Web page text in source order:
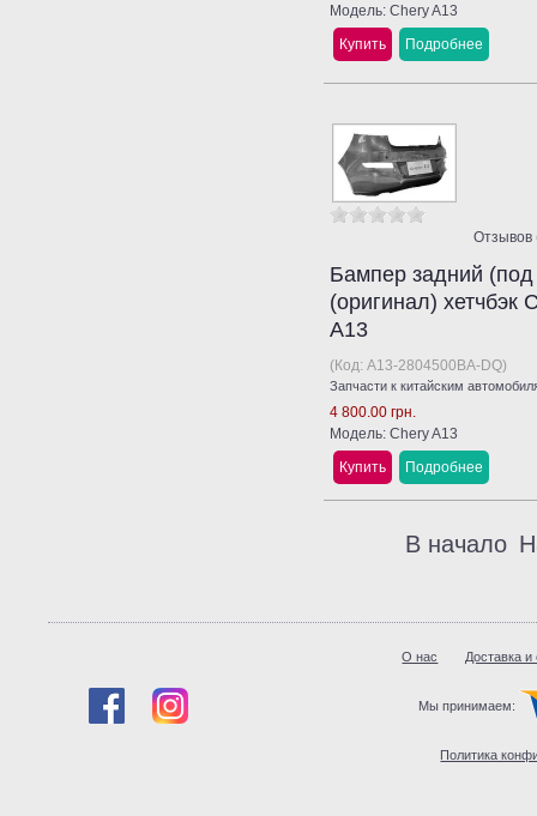
Модель: Chery A13
Купить
Подробнее
Отзывов
Бампер задний (под
(оригинал) хетчбэк
A13
(Код: A13-2804500BA-DQ)
Запчасти к китайским
4 800.00 грн.
Модель: Chery A13
Купить
Подробнее
В начало
О нас Доставка и
Мы принимаем:
Политика